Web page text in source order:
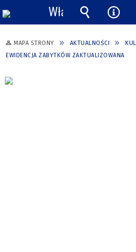
MAPA STRONY AKTUALNOŚCI
EWIDENCJA ZABYTKÓW ZAKTUALIZOWANA
Włącz
powiadomienia